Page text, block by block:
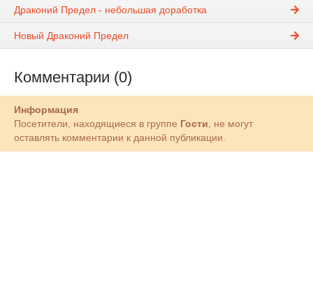
Драконий Предел - небольшая доработка
Новый Драконий Предел
Комментарии (0)
Информация
Посетители, находящиеся в группе Гости, не могут
оставлять комментарии к данной публикации.